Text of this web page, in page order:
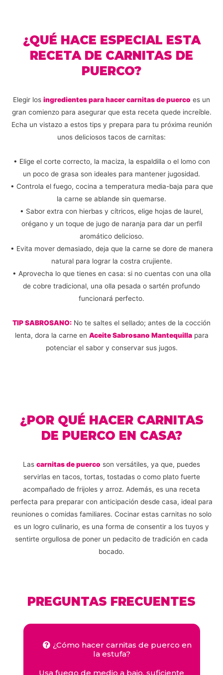
¿QUÉ HACE ESPECIAL ESTA
RECETA DE CARNITAS DE
PUERCO?
Elegir los ingredientes para hacer carnitas de puerco es un
gran comienzo para asegurar que esta receta quede increíble.
Echa un vistazo a estos tips y prepara para tu próxima reunión
unos deliciosos tacos de carnitas:
• Elige el corte correcto, la maciza, la espaldilla o el lomo con
un poco de grasa son ideales para mantener jugosidad.
• Controla el fuego, cocina a temperatura media-baja para que
la carne se ablande sin quemarse.
• Sabor extra con hierbas y cítricos, elige hojas de laurel,
orégano y un toque de jugo de naranja para dar un perfil
aromático delicioso.
• Evita mover demasiado, deja que la carne se dore de manera
natural para lograr la costra crujiente.
• Aprovecha lo que tienes en casa: si no cuentas con una olla
de cobre tradicional, una olla pesada o sartén profundo
funcionará perfecto.
TIP SABROSANO: No te saltes el sellado; antes de la cocción
lenta, dora la carne en Aceite Sabrosano Mantequillapara
potenciar el sabor y conservar sus jugos.
¿POR QUÉ HACER CARNITAS
DE PUERCO EN CASA?
Las carnitas de puerco son versátiles, ya que, puedes
servirlas en tacos, tortas, tostadas o como plato fuerte
acompañado de frijoles y arroz. Además, es una receta
perfecta para preparar con anticipación desde casa, ideal para
reuniones o comidas familiares. Cocinar estas carnitas no solo
es un logro culinario, es una forma de consentir a los tuyos y
sentirte orgullosa de poner un pedacito de tradición en cada
bocado.
PREGUNTAS FRECUENTES
¿Cómo hacer carnitas de puerco en
la estufa?
Usa fuego de medio a bajo, suficiente